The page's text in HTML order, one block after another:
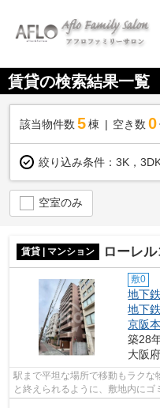
賃貸の検索結果一覧
該当物件数 5棟 空き数 0
絞り込み条件： 3K，
空室のみ
賃貸 | マンション ローレ
敷0
地下
地下
京阪
築28
大阪府
駅まで平坦な場所で移動もラクな
と終えられるように、敷地内に
りなので、年月とともに味わいが